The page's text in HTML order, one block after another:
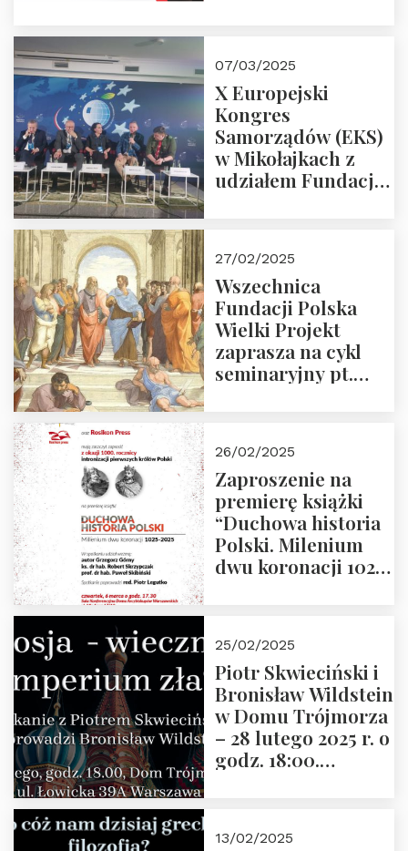
07/03/2025
X Europejski
Kongres
Samorządów (EKS)
w Mikołajkach z
udziałem Fundacji
27/02/2025
Wszechnica
Fundacji Polska
Wielki Projekt
zaprasza na cykl
seminaryjny pt.
26/02/2025
Zaproszenie na
premierę książki
“Duchowa historia
Polski. Milenium
dwu koronacji 1025-
2025 r. godz. 17:30,
DAW ul. Miodowa
17/19
25/02/2025
Piotr Skwieciński i
Bronisław Wildstein
w Domu Trójmorza
– 28 lutego 2025 r. o
godz. 18:00.
13/02/2025